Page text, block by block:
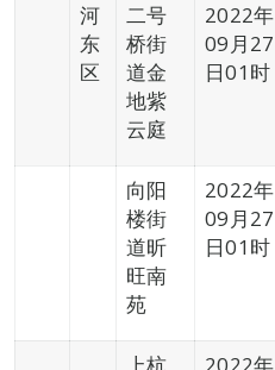
河
东
区
二号
桥街
道金
地紫
云庭
2022年
09月27
日01时
向阳
楼街
道昕
旺南
苑
2022年
09月27
日01时